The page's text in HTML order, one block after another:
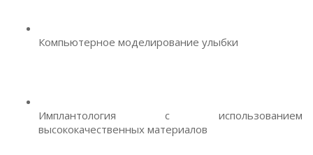
Компьютерное моделирование улыбки
Имплантология с использованием
высококачественных материалов